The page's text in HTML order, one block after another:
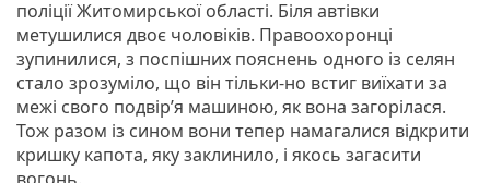
поліції Житомирської області. Біля автівки
метушилися двоє чоловіків. Правоохоронці
зупинилися, з поспішних пояснень одного із селян
стало зрозуміло, що він тільки-но встиг виїхати за
межі свого подвір’я машиною, як вона загорілася.
Тож разом із сином вони тепер намагалися відкрити
кришку капота, яку заклинило, і якось загасити
вогонь.